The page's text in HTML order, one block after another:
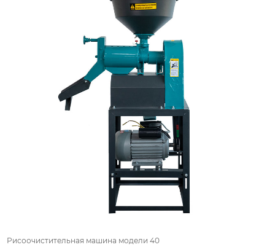
Рисоочистительная машина модели 40